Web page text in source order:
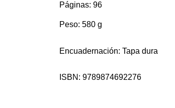
Páginas: 96
Peso: 580 g
Encuadernación: Tapa dura
ISBN: 9789874692276